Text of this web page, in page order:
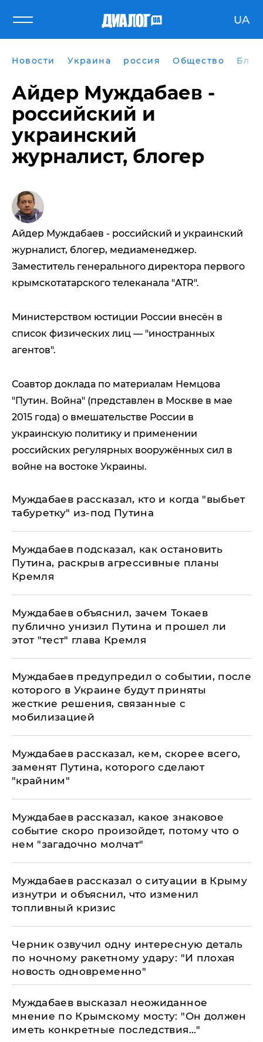
UA
Новости Украина россия Общество
Айдер Муждабаев -
российский и
украинский
журналист, блогер
Айдер Муждабаев - российский и украинский
журналист, блогер, медиаменеджер.
Заместитель генерального директора первого
крымскотатарского телеканала "ATR".
Министерством юстиции России внесён в
список физических лиц — "иностранных
агентов".
Соавтор доклада по материалам Немцова
"Путин. Война" (представлен в Москве в мае
2015 года) о вмешательстве России в
украинскую политику и применении
российских регулярных вооружённых сил в
войне на востоке Украины.
Муждабаев рассказал, кто и когда "выбьет
табуретку" из-под Путина
Муждабаев подсказал, как остановить
Путина, раскрыв агрессивные планы
Кремля
Муждабаев объяснил, зачем Токаев
публично унизил Путина и прошел ли
этот "тест" глава Кремля
Муждабаев предупредил о событии, после
которого в Украине будут приняты
жесткие решения, связанные с
мобилизацией
Муждабаев рассказал, кем, скорее всего,
заменят Путина, которого сделают
"крайним"
Муждабаев рассказал, какое знаковое
событие скоро произойдет, потому что о
нем "загадочно молчат"
Муждабаев рассказал о ситуации в Крыму
изнутри и объяснил, что изменил
топливный кризис
Черник озвучил одну интересную деталь
по ночному ракетному удару: "И плохая
новость одновременно"
Муждабаев высказал неожиданное
мнение по Крымскому мосту: "Он должен
иметь конкретные последствия..."